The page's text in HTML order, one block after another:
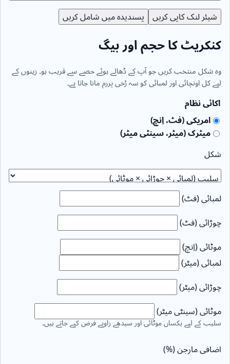
شیئر لنک کاپی کریں پسندیدہ میں شامل کریں
کنکریٹ کا حجم اور بیگ
وہ شکل منتخب کریں جو آپ کے ڈھالے ہوئے حصے سے قریب ہو۔ زینوں کے
لیے کل اونچائی اور لمبائی کو سہ رُخی پرزم مانا جاتا ہے۔
اکائی نظام
امریکی (فٹ، اِنچ)
میٹرک (میٹر، سینٹی میٹر)
شکل
لمبائی (فٹ)
چوڑائی (فٹ)
موٹائی (اِنچ)
لمبائی (میٹر)
چوڑائی (میٹر)
موٹائی (سینٹی میٹر)
سلیب کے لیے یکساں موٹائی اور سیدھے زاویے فرض کیے جاتے ہیں۔
اضافی مارجن (%)